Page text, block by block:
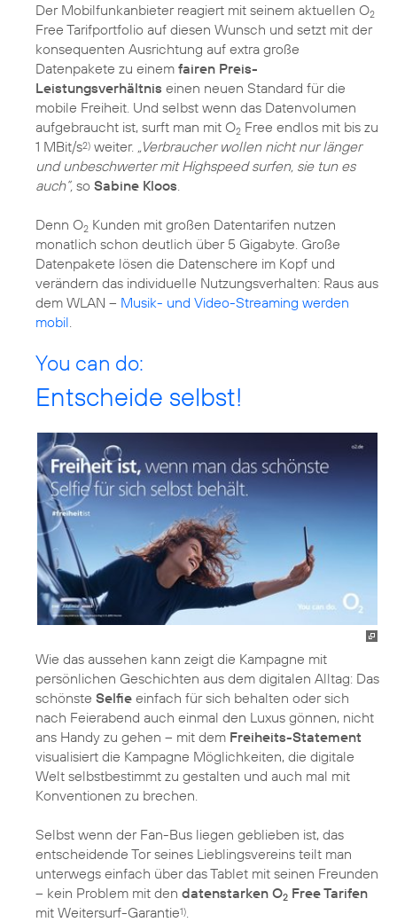
Der Mobilfunkanbieter reagiert mit seinem aktuellen O2
Free Tarifportfolio auf diesen Wunsch und setzt mit der
konsequenten Ausrichtung auf extra große
Datenpakete zu einem fairen Preis-
Leistungsverhältnis einen neuen Standard für die
mobile Freiheit. Und selbst wenn das Datenvolumen
aufgebraucht ist, surft man mit O2 Free endlos mit bis zu
1 MBit/s2) weiter. „Verbraucher wollen nicht nur länger
und unbeschwerter mit Highspeed surfen, sie tun es
auch“, so Sabine Kloos.
Denn O2 Kunden mit großen Datentarifen nutzen
monatlich schon deutlich über 5 Gigabyte. Große
Datenpakete lösen die Datenschere im Kopf und
verändern das individuelle Nutzungsverhalten: Raus aus
dem WLAN – Musik- und Video-Streaming werden
mobil.
You can do:
Entscheide selbst!
Wie das aussehen kann zeigt die Kampagne mit
persönlichen Geschichten aus dem digitalen Alltag: Das
schönste Selfie einfach für sich behalten oder sich
nach Feierabend auch einmal den Luxus gönnen, nicht
ans Handy zu gehen – mit dem Freiheits-Statement
visualisiert die Kampagne Möglichkeiten, die digitale
Welt selbstbestimmt zu gestalten und auch mal mit
Konventionen zu brechen.
Selbst wenn der Fan-Bus liegen geblieben ist, das
entscheidende Tor seines Lieblingsvereins teilt man
unterwegs einfach über das Tablet mit seinen Freunden
– kein Problem mit den datenstarken O2 Free Tarifen
mit Weitersurf-Garantie1)